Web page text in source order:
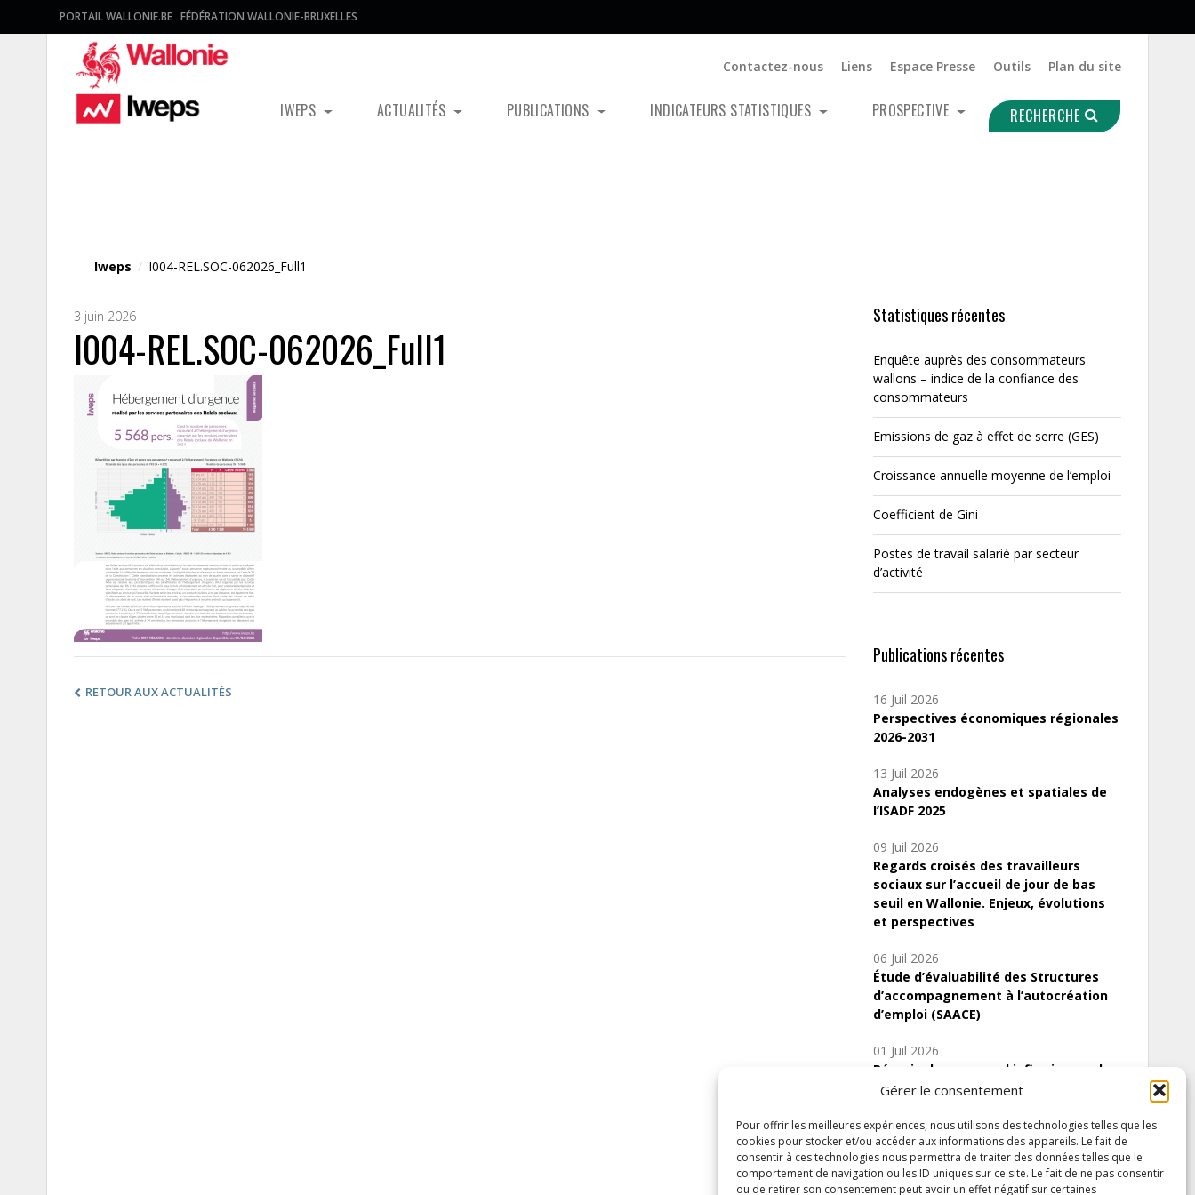
Gérer le consentement
Pour offrir les meilleures expériences, nous utilisons des technologies telles que les
cookies pour stocker et/ou accéder aux informations des appareils. Le fait de
consentir à ces technologies nous permettra de traiter des données telles que le
comportement de navigation ou les ID uniques sur ce site. Le fait de ne pas consentir
ou de retirer son consentement peut avoir un effet négatif sur certaines
PORTAIL WALLONIE.BE FÉDÉRATION WALLONIE-BRUXELLES
Contactez-nous Liens Espace Presse Outils Plan du site
IWEPS ACTUALITÉS PUBLICATIONS INDICATEURS STATISTIQUES PROSPECTIVE RECHERCHE
Iweps / I004-REL.SOC-062026_Full1
3 juin 2026
I004-REL.SOC-062026_Full1
RETOUR AUX ACTUALITÉS
Statistiques récentes
Enquête auprès des consommateurs
wallons – indice de la confiance des
consommateurs
Emissions de gaz à effet de serre (GES)
Croissance annuelle moyenne de l’emploi
Coefficient de Gini
Postes de travail salarié par secteur
d’activité
Publications récentes
16 Juil 2026
Perspectives économiques régionales
2026-2031
13 Juil 2026
Analyses endogènes et spatiales de
l’ISADF 2025
09 Juil 2026
Regards croisés des travailleurs
sociaux sur l’accueil de jour de bas
seuil en Wallonie. Enjeux, évolutions
et perspectives
06 Juil 2026
Étude d’évaluabilité des Structures
d’accompagnement à l’autocréation
d’emploi (SAACE)
01 Juil 2026
Pénurie du personnel infirmier :quels
indicateurs d’offre de soins pour
Inscrivez-vous à notre newsletter